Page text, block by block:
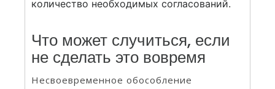
количество необходимых согласований.
Что может случиться, если
не сделать это вовремя
Несвоевременное обособление